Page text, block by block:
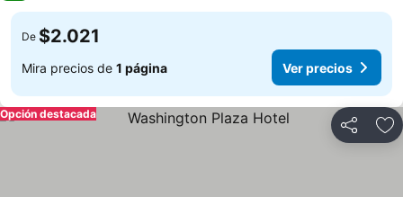
De $2.021
Mira precios de 1 página Ver precios
Compartir
Opción destacada